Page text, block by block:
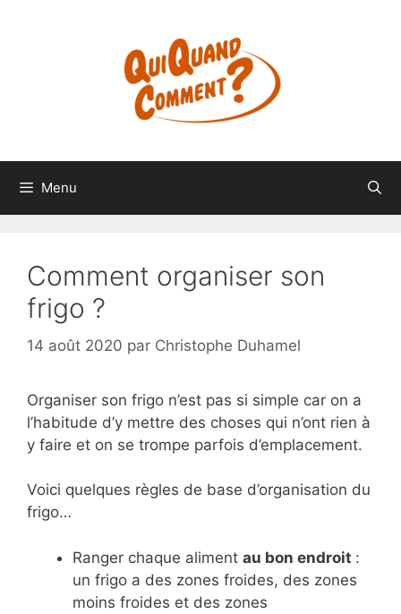
Menu
Comment organiser son
frigo ?
14 août 2020 par Christophe Duhamel
Organiser son frigo n’est pas si simple car on a
l’habitude d’y mettre des choses qui n’ont rien à
y faire et on se trompe parfois d’emplacement.
Voici quelques règles de base d’organisation du
frigo…
Ranger chaque aliment au bon endroit :
un frigo a des zones froides, des zones
moins froides et des zones